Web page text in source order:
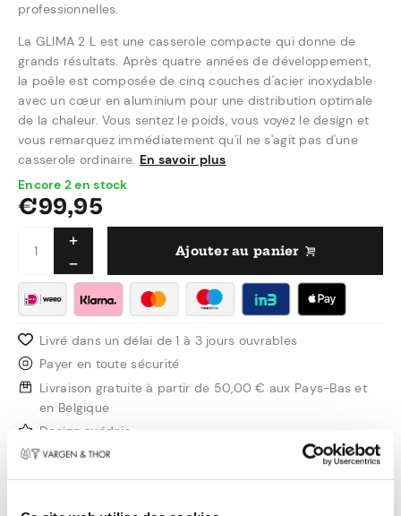
professionnelles.
La GLIMA 2 L est une casserole compacte qui donne de
grands résultats. Après quatre années de développement,
la poêle est composée de cinq couches d'acier inoxydable
avec un cœur en aluminium pour une distribution optimale
de la chaleur. Vous sentez le poids, vous voyez le design et
vous remarquez immédiatement qu'il ne s'agit pas d'une
casserole ordinaire. En savoir plus
Encore 2 en stock
€99,95
Ajouter au panier
Livré dans un délai de 1 à 3 jours ouvrables
Payer en toute sécurité
Livraison gratuite à partir de 50,00 € aux Pays-Bas et
en Belgique
Design suédois
Informations sur le